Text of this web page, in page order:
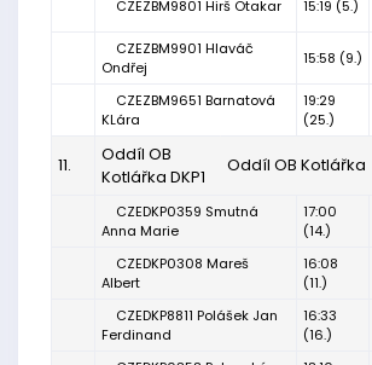
CZEZBM9801 Hirš Otakar 15:19 (5.)
CZEZBM9901 Hlaváč
Ondřej
15:58 (9.)
CZEZBM9651 Barnatová
KLára
19:29
(25.)
11.
Oddíl OB
Kotlářka DKP1
Oddíl OB Kotlářka
CZEDKP0359 Smutná
Anna Marie
17:00
(14.)
CZEDKP0308 Mareš
Albert
16:08
(11.)
CZEDKP8811 Polášek Jan
Ferdinand
16:33
(16.)